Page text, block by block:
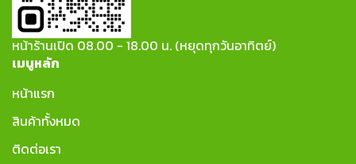
หน้าร้านเปิด 08.00 - 18.00 น. (หยุดทุกวันอาทิตย์)
เมนูหลัก
หน้าแรก
สินค้าทั้งหมด
ติดต่อเรา